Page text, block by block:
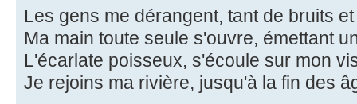
Les gens me dérangent, tant de bruits
Ma main toute seule s'ouvre, émettant
L'écarlate poisseux, s'écoule sur mon
Je rejoins ma rivière, jusqu'à la fin des